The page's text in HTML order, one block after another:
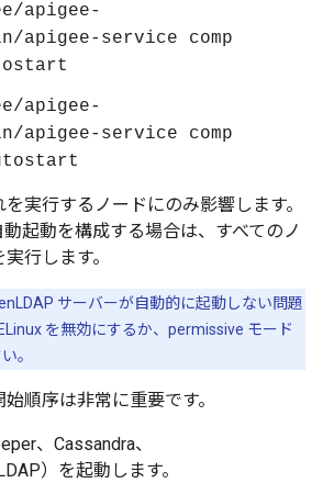
apigee-
apigee-service comp
apigee-
apigee-service comp
実行するノードにのみ影響します。
起動を構成する場合は、すべてのノ
行します。
サーバーが自動的に起動しない問題
を無効にするか、permissive モード
。
順序は非常に重要です。
、Cassandra、
）を起動します。